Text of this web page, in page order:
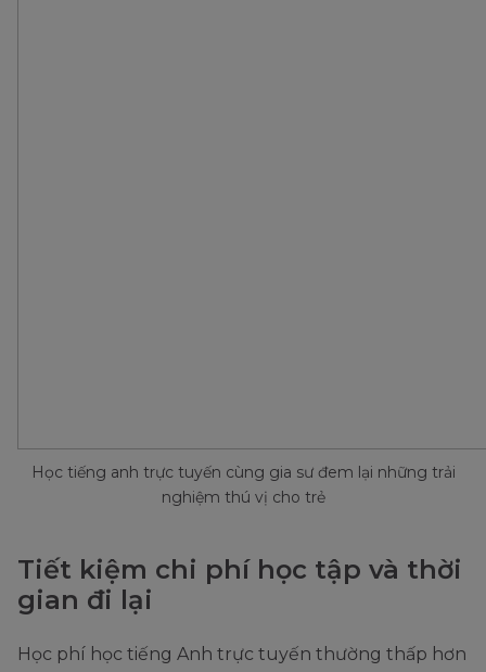
Học tiếng anh trực tuyến cùng gia sư đem lại những trải
nghiệm thú vị cho trẻ
Tiết kiệm chi phí học tập và thời
gian đi lại
Học phí học tiếng Anh trực tuyến thường thấp hơn